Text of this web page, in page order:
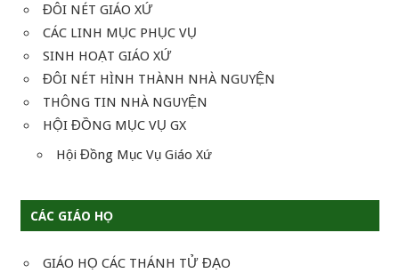
ĐÔI NÉT GIÁO XỨ
CÁC LINH MỤC PHỤC VỤ
SINH HOẠT GIÁO XỨ
ĐÔI NÉT HÌNH THÀNH NHÀ NGUYỆN
THÔNG TIN NHÀ NGUYỆN
HỘI ĐỒNG MỤC VỤ GX
Hội Đồng Mục Vụ Giáo Xứ
CÁC GIÁO HỌ
GIÁO HỌ CÁC THÁNH TỬ ĐẠO